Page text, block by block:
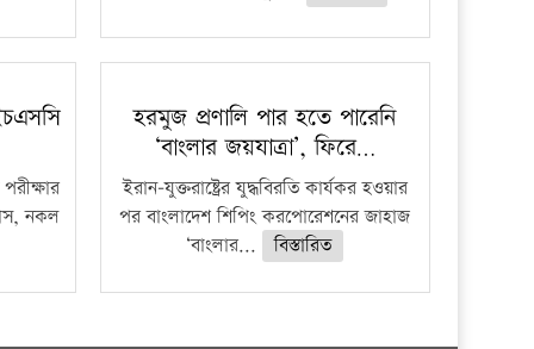
নকল
হরমুজ প্রণালি পার হতে পারেনি
‘বাংলার জয়যাত্রা’, ফিরে…
ইরান-যুক্তরাষ্ট্রের যুদ্ধবিরতি কার্যকর হওয়ার
পর বাংলাদেশ শিপিং করপোরেশনের জাহাজ
‘বাংলার...
বিস্তারিত